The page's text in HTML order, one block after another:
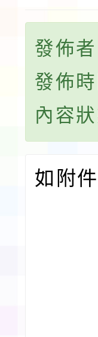
發佈
發佈
內容
如附件